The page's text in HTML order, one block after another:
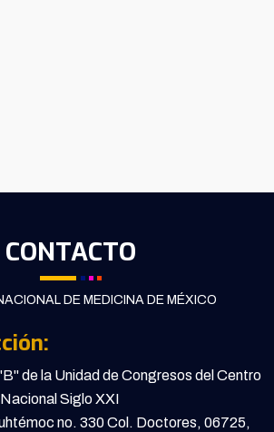
CONTACTO
DE MEDICINA DE MÉXICO
de la Unidad de Congresos del Centro
Siglo XXI
no. 330 Col. Doctores, 06725,